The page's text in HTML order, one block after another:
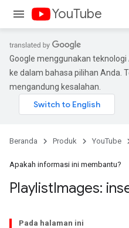
YouTube
Google menggunakan
ke dalam bahasa pilihan Anda.
mengandung kesalahan.
Beranda Produk YouTube
Apakah informasi ini membantu?
PlaylistImages:
Pada halaman ini